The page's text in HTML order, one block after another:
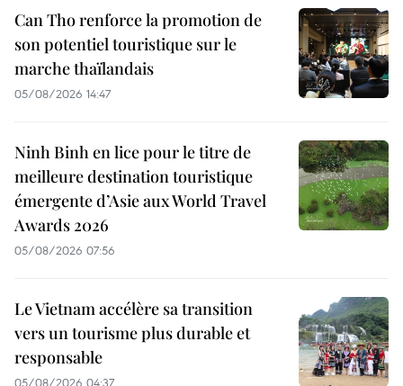
Can Tho renforce la promotion de
son potentiel touristique sur le
marche thaïlandais
05/08/2026 14:47
Ninh Binh en lice pour le titre de
meilleure destination touristique
émergente d’Asie aux World Travel
Awards 2026
05/08/2026 07:56
Le Vietnam accélère sa transition
vers un tourisme plus durable et
responsable